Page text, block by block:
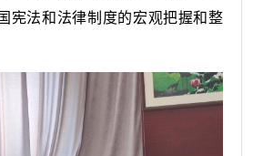
宪法和法律制度的宏观把握和整